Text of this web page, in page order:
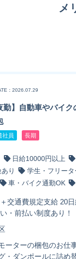
メ
：2026.07.29
勤】自動車やバイ
社員 長期
日給10000円以上
り
学生・フリータ
車・バイク通勤OK
交通費規定支給 20
・前払い制度あり！
ーターの梱包のお仕
・ダンポールに詰め